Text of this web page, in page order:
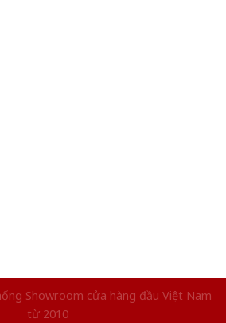
Showroom cửa hàng đầu Việt Nam
từ 2010